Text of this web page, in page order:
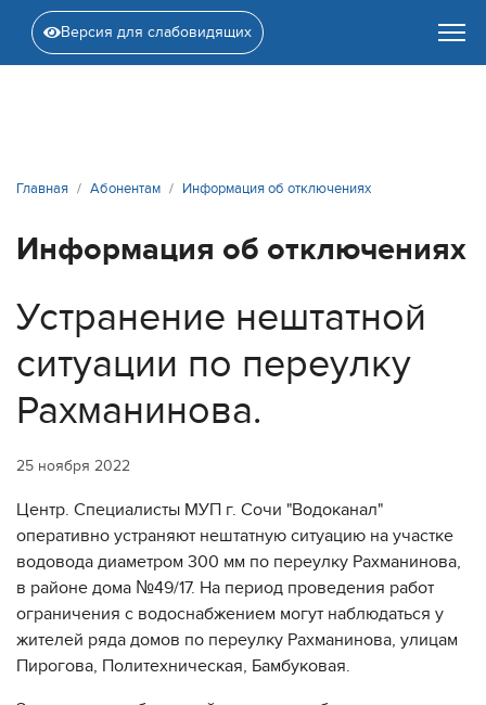
Версия для слабовидящих
Главная Абонентам Информация об отключениях
Информация об отключениях
Устранение нештатной
ситуации по переулку
Рахманинова.
25 ноября 2022
Центр. Специалисты МУП г. Сочи "Водоканал"
оперативно устраняют нештатную ситуацию на участке
водовода диаметром 300 мм по переулку Рахманинова,
в районе дома №49/17. На период проведения работ
ограничения с водоснабжением могут наблюдаться у
жителей ряда домов по переулку Рахманинова, улицам
Пирогова, Политехническая, Бамбуковая.